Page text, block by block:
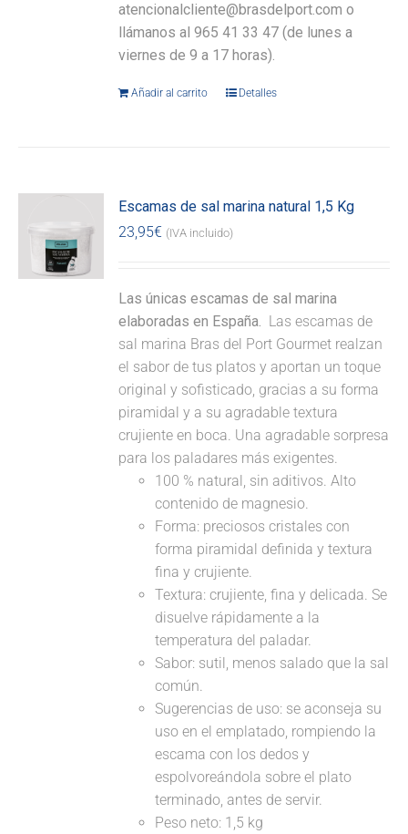
atencionalcliente@brasdelport.com o
llámanos al 965 41 33 47 (de lunes a
viernes de 9 a 17 horas).
Añadir al carrito Detalles
Escamas de sal marina natural 1,5 Kg
23,95€ (IVA incluido)
Las únicas escamas de sal marina
elaboradas en España. Las escamas de
sal marina Bras del Port Gourmet realzan
el sabor de tus platos y aportan un toque
original y sofisticado, gracias a su forma
piramidal y a su agradable textura
crujiente en boca. Una agradable sorpresa
para los paladares más exigentes.
100 % natural, sin aditivos. Alto
contenido de magnesio.
Forma: preciosos cristales con
forma piramidal definida y textura
fina y crujiente.
Textura: crujiente, fina y delicada. Se
disuelve rápidamente a la
temperatura del paladar.
Sabor: sutil, menos salado que la sal
común.
Sugerencias de uso: se aconseja su
uso en el emplatado, rompiendo la
escama con los dedos y
espolvoreándola sobre el plato
terminado, antes de servir.
Peso neto: 1,5 kg